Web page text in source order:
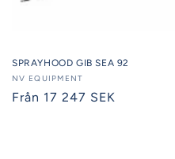
SPRAYHOOD GIB SEA 92
Säljare:
NV EQUIPMENT
Ordinarie
Från 17 247 SEK